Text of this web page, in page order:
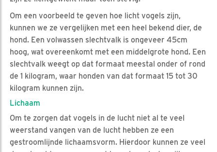
Om een voorbeeld te geven hoe licht vogels zijn,
kunnen we ze vergelijken met een heel bekend dier, de
hond. Een volwassen slechtvalk is ongeveer 45cm
hoog, wat overeenkomt met een middelgrote hond. Een
slechtvalk weegt op dat formaat meestal onder of rond
de 1 kilogram, waar honden van dat formaat 15 tot 30
kilogram kunnen zijn.
Lichaam
Om te zorgen dat vogels in de lucht niet al te veel
weerstand vangen van de lucht hebben ze een
gestroomlijnde lichaamsvorm. Hierdoor kunnen ze veel